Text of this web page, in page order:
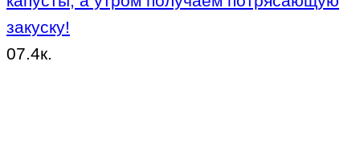
закуску!
07.4к.